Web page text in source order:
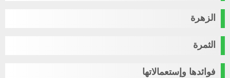
الزهرة
الثمرة
فوائدها وإستعمالاتها